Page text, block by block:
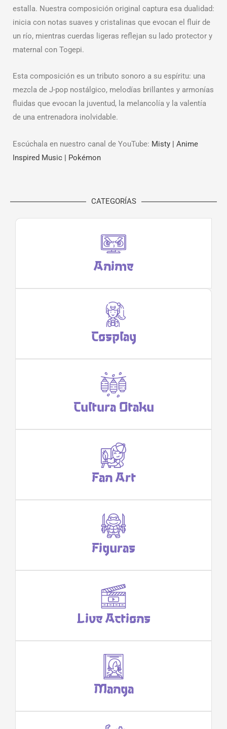
estalla. Nuestra composición original captura esa dualidad:
inicia con notas suaves y cristalinas que evocan el fluir de
un río, mientras cuerdas ligeras reflejan su lado protector y
maternal con Togepi.
Esta composición es un tributo sonoro a su espíritu: una
mezcla de J-pop nostálgico, melodías brillantes y armonías
fluidas que evocan la juventud, la melancolía y la valentía
de una entrenadora inolvidable.
Escúchala en nuestro canal de YouTube: Misty | Anime
Inspired Music | Pokémon
CATEGORÍAS
Anime
Cosplay
Cultura Otaku
Fan Art
Figuras
Live Actions
Manga